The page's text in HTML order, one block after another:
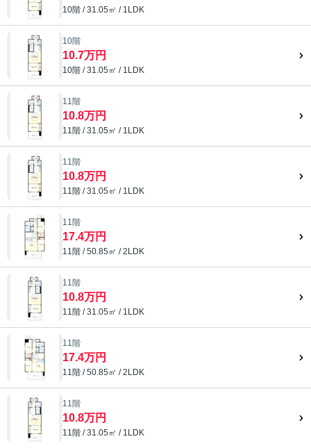
10階 / 31.05㎡ / 1LDK
10階
10.7万円
10階 / 31.05㎡ / 1LDK
11階
10.8万円
11階 / 31.05㎡ / 1LDK
11階
10.8万円
11階 / 31.05㎡ / 1LDK
11階
17.4万円
11階 / 50.85㎡ / 2LDK
11階
10.8万円
11階 / 31.05㎡ / 1LDK
11階
17.4万円
11階 / 50.85㎡ / 2LDK
11階
10.8万円
11階 / 31.05㎡ / 1LDK